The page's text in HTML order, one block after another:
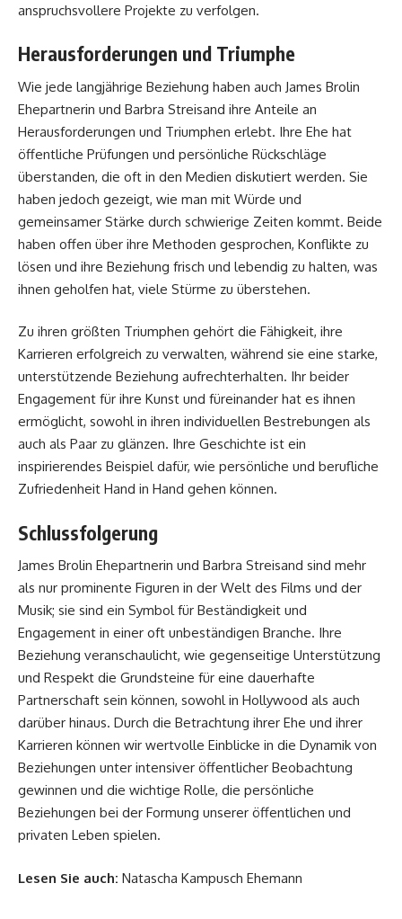
anspruchsvollere Projekte zu verfolgen.
Herausforderungen und Triumphe
Wie jede langjährige Beziehung haben auch James Brolin
Ehepartnerin und Barbra Streisand ihre Anteile an
Herausforderungen und Triumphen erlebt. Ihre Ehe hat
öffentliche Prüfungen und persönliche Rückschläge
überstanden, die oft in den Medien diskutiert werden. Sie
haben jedoch gezeigt, wie man mit Würde und
gemeinsamer Stärke durch schwierige Zeiten kommt. Beide
haben offen über ihre Methoden gesprochen, Konflikte zu
lösen und ihre Beziehung frisch und lebendig zu halten, was
ihnen geholfen hat, viele Stürme zu überstehen.
Zu ihren größten Triumphen gehört die Fähigkeit, ihre
Karrieren erfolgreich zu verwalten, während sie eine starke,
unterstützende Beziehung aufrechterhalten. Ihr beider
Engagement für ihre Kunst und füreinander hat es ihnen
ermöglicht, sowohl in ihren individuellen Bestrebungen als
auch als Paar zu glänzen. Ihre Geschichte ist ein
inspirierendes Beispiel dafür, wie persönliche und berufliche
Zufriedenheit Hand in Hand gehen können.
Schlussfolgerung
James Brolin Ehepartnerin und Barbra Streisand sind mehr
als nur prominente Figuren in der Welt des Films und der
Musik; sie sind ein Symbol für Beständigkeit und
Engagement in einer oft unbeständigen Branche. Ihre
Beziehung veranschaulicht, wie gegenseitige Unterstützung
und Respekt die Grundsteine für eine dauerhafte
Partnerschaft sein können, sowohl in Hollywood als auch
darüber hinaus. Durch die Betrachtung ihrer Ehe und ihrer
Karrieren können wir wertvolle Einblicke in die Dynamik von
Beziehungen unter intensiver öffentlicher Beobachtung
gewinnen und die wichtige Rolle, die persönliche
Beziehungen bei der Formung unserer öffentlichen und
privaten Leben spielen.
Lesen Sie auch: Natascha Kampusch Ehemann